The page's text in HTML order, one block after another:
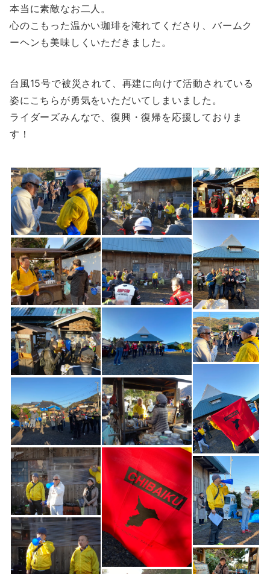
本当に素敵なお二人。
心のこもった温かい珈琲を淹れてくださり、バームク
ーヘンも美味しくいただきました。
台風15号で被災されて、再建に向けて活動されている
姿にこちらが勇気をいただいてしまいました。
ライダーズみんなで、復興・復帰を応援しておりま
す！